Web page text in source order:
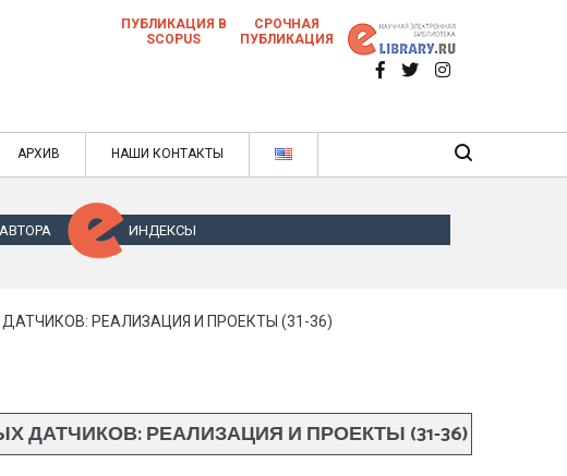
научных статей в ежемесячном научном
журнале
ежемесячном научном журнале
ПУБЛИКАЦИЯ В
SCOPUS
СРОЧНАЯ
ПУБЛИКАЦИЯ
АРХИВ НАШИ КОНТАКТЫ
ИНДЕКСЫ
РЕАЛИЗАЦИЯ И ПРОЕКТЫ (31-36)
РЕАЛИЗАЦИЯ И ПРОЕКТЫ (31-36)